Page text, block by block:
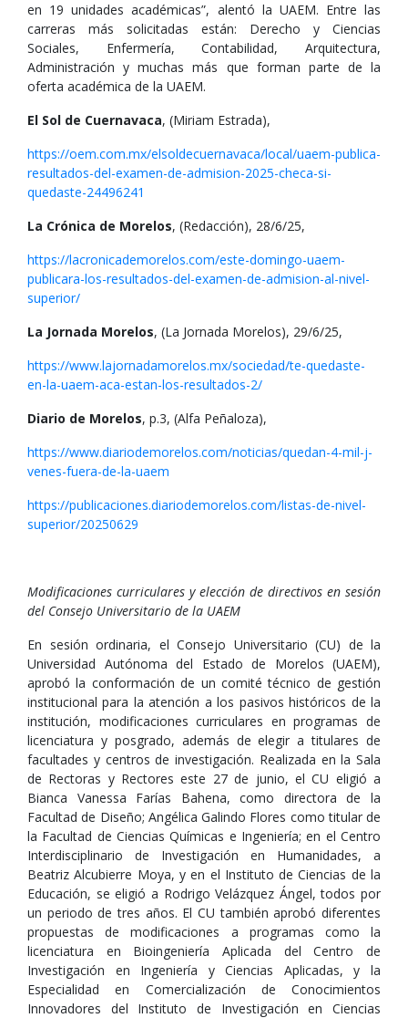
en 19 unidades académicas”, alentó la UAEM. Entre las
carreras más solicitadas están: Derecho y Ciencias
Sociales, Enfermería, Contabilidad, Arquitectura,
Administración y muchas más que forman parte de la
oferta académica de la UAEM.
El Sol de Cuernavaca, (Miriam Estrada),
https://oem.com.mx/elsoldecuernavaca/local/uaem-publica-
resultados-del-examen-de-admision-2025-checa-si-
quedaste-24496241
La Crónica de Morelos, (Redacción), 28/6/25,
https://lacronicademorelos.com/este-domingo-uaem-
publicara-los-resultados-del-examen-de-admision-al-nivel-
superior/
La Jornada Morelos, (La Jornada Morelos), 29/6/25,
https://www.lajornadamorelos.mx/sociedad/te-quedaste-
en-la-uaem-aca-estan-los-resultados-2/
Diario de Morelos, p.3, (Alfa Peñaloza),
https://www.diariodemorelos.com/noticias/quedan-4-mil-j-
venes-fuera-de-la-uaem
https://publicaciones.diariodemorelos.com/listas-de-nivel-
superior/20250629
Modificaciones curriculares y elección de directivos en sesión
del Consejo Universitario de la UAEM
En sesión ordinaria, el Consejo Universitario (CU) de la
Universidad Autónoma del Estado de Morelos (UAEM),
aprobó la conformación de un comité técnico de gestión
institucional para la atención a los pasivos históricos de la
institución, modificaciones curriculares en programas de
licenciatura y posgrado, además de elegir a titulares de
facultades y centros de investigación. Realizada en la Sala
de Rectoras y Rectores este 27 de junio, el CU eligió a
Bianca Vanessa Farías Bahena, como directora de la
Facultad de Diseño; Angélica Galindo Flores como titular de
la Facultad de Ciencias Químicas e Ingeniería; en el Centro
Interdisciplinario de Investigación en Humanidades, a
Beatriz Alcubierre Moya, y en el Instituto de Ciencias de la
Educación, se eligió a Rodrigo Velázquez Ángel, todos por
un periodo de tres años. El CU también aprobó diferentes
propuestas de modificaciones a programas como la
licenciatura en Bioingeniería Aplicada del Centro de
Investigación en Ingeniería y Ciencias Aplicadas, y la
Especialidad en Comercialización de Conocimientos
Innovadores del Instituto de Investigación en Ciencias